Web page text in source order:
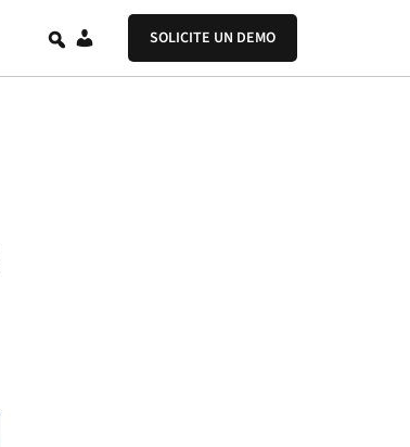
SOLICITE UN DEMO